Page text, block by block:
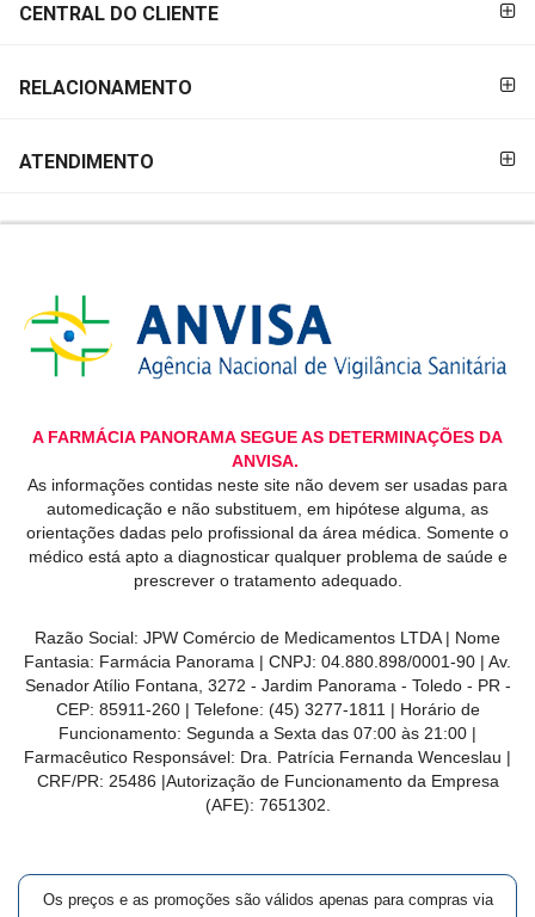
CENTRAL DO CLIENTE
RELACIONAMENTO
ATENDIMENTO
A FARMÁCIA PANORAMA SEGUE AS DETERMINAÇÕES DA
ANVISA.
As informações contidas neste site não devem ser usadas para
automedicação e não substituem, em hipótese alguma, as
orientações dadas pelo profissional da área médica. Somente o
médico está apto a diagnosticar qualquer problema de saúde e
prescrever o tratamento adequado.
Razão Social: JPW Comércio de Medicamentos LTDA | Nome
Fantasia: Farmácia Panorama | CNPJ: 04.880.898/0001-90 | Av.
Senador Atílio Fontana, 3272 - Jardim Panorama - Toledo - PR -
CEP: 85911-260 | Telefone: (45) 3277-1811 | Horário de
Funcionamento: Segunda a Sexta das 07:00 às 21:00 |
Farmacêutico Responsável: Dra. Patrícia Fernanda Wenceslau |
CRF/PR: 25486 |Autorização de Funcionamento da Empresa
(AFE): 7651302.
Os preços e as promoções são válidos apenas para compras via